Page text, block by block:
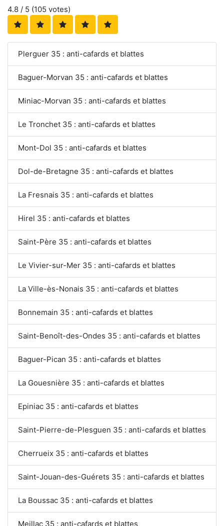
4.8 / 5 (105 votes)
Plerguer 35 : anti-cafards et blattes
Baguer-Morvan 35 : anti-cafards et blattes
Miniac-Morvan 35 : anti-cafards et blattes
Le Tronchet 35 : anti-cafards et blattes
Mont-Dol 35 : anti-cafards et blattes
Dol-de-Bretagne 35 : anti-cafards et blattes
La Fresnais 35 : anti-cafards et blattes
Hirel 35 : anti-cafards et blattes
Saint-Père 35 : anti-cafards et blattes
Le Vivier-sur-Mer 35 : anti-cafards et blattes
La Ville-ès-Nonais 35 : anti-cafards et blattes
Bonnemain 35 : anti-cafards et blattes
Saint-Benoît-des-Ondes 35 : anti-cafards et blattes
Baguer-Pican 35 : anti-cafards et blattes
La Gouesnière 35 : anti-cafards et blattes
Epiniac 35 : anti-cafards et blattes
Saint-Pierre-de-Plesguen 35 : anti-cafards et blattes
Cherrueix 35 : anti-cafards et blattes
Saint-Jouan-des-Guérets 35 : anti-cafards et blattes
La Boussac 35 : anti-cafards et blattes
Meillac 35 : anti-cafards et blattes